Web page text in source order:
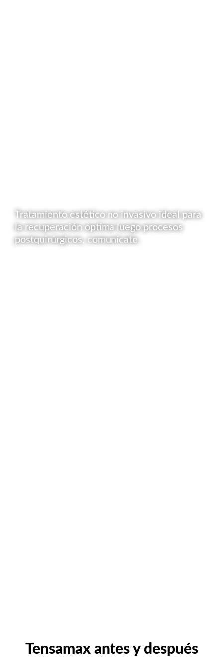
Tratamiento estético no invasivo ideal para
la recuperación óptima luego procesos
postquirúrgicos, comunícate.
Tensamax antes y después